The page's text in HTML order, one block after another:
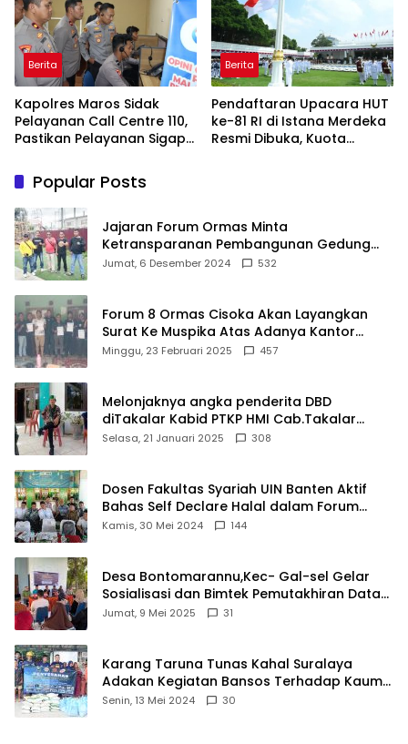
Berita
Kapolres Maros Sidak
Pelayanan Call Centre 110,
Pastikan Pelayanan Sigap
Berita
Pendaftaran Upacara HUT
ke-81 RI di Istana Merdeka
Resmi Dibuka, Kuota
Popular Posts
Jajaran Forum Ormas Minta
Ketransparanan Pembangunan Gedung
Damkar Di Kecamatan Cisoka
Jumat, 6 Desember 2024 532
Forum 8 Ormas Cisoka Akan Layangkan
Surat Ke Muspika Atas Adanya Kantor
Matel di Cisoka
Minggu, 23 Februari 2025 457
Melonjaknya angka penderita DBD
diTakalar Kabid PTKP HMI Cab.Takalar
angkat bicara
Selasa, 21 Januari 2025 308
Dosen Fakultas Syariah UIN Banten Aktif
Bahas Self Declare Halal dalam Forum
Ijtima Ulama MUI
Kamis, 30 Mei 2024 144
Desa Bontomarannu,Kec- Gal-sel Gelar
Sosialisasi dan Bimtek Pemutakhiran Data
ID
Jumat, 9 Mei 2025 31
Karang Taruna Tunas Kahal Suralaya
Adakan Kegiatan Bansos Terhadap Kaum
Dhuafa dan Anak Yatim-Piatu
Senin, 13 Mei 2024 30